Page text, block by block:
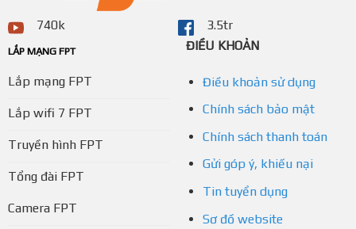
740k 3.5tr
LẮP MẠNG FPT
Lắp mạng FPT
Lắp wifi 7 FPT
Truyền hình FPT
Tổng đài FPT
Camera FPT
ĐIỀU KHOẢN
Điều khoản sử dụng
Chính sách bảo mật
Chính sách thanh toán
Gửi góp ý, khiếu nại
Tin tuyển dụng
Sơ đồ website